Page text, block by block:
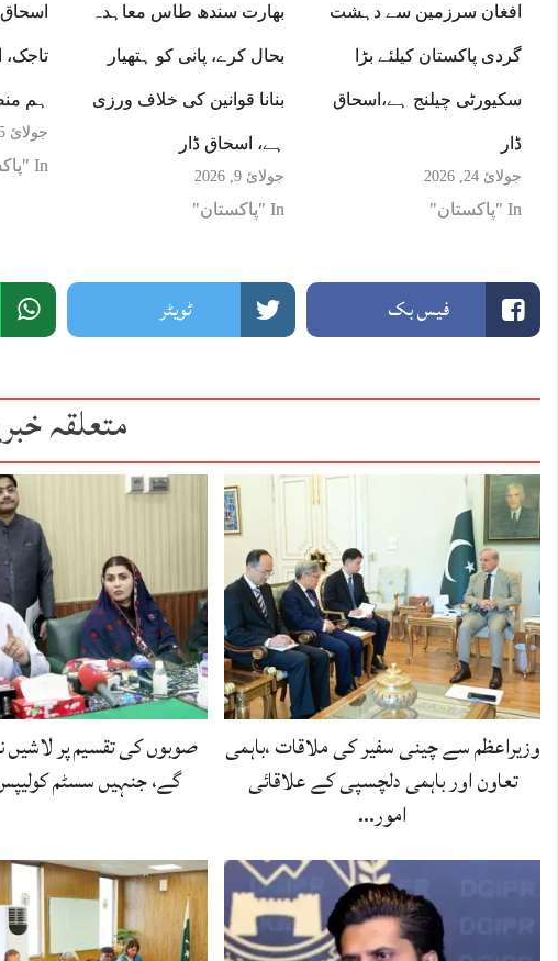
تاجک،
ہم
جولائ 25, 2026
In "پاکستان"
بھارت سندھ طاس معاہدہ
بحال کرے، پانی کو ہتھیار
بنانا قوانین کی خلاف ورزی
ہے، اسحاق ڈار
جولائ 9, 2026
In "پاکستان"
افغان سرزمین سے دہشت
گردی پاکستان کیلئے بڑا
سکیورٹی چیلنج ہے،اسحاق
ڈار
جولائ 24, 2026
In "پاکستان"
فیس بک ٹویٹر
متعلقہ
وزیراعظم سے چینی سفیر کی ملاقات ،باہمی
تعاون اور باہمی دلچسپی کے علاقائی
امور…
صوبوں کی تقسیم پر لاشیں
گے، جنہیں سسٹم